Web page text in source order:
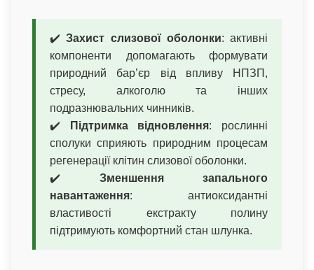
✔️Захист слизової оболонки: активні
компоненти допомагають формувати
природний бар’єр від впливу НПЗП,
стресу, алкоголю та інших
подразнювальних чинників.
✔️
Підтримка відновлення: рослинні
сполуки сприяють природним процесам
регенерації клітин слизової оболонки.
✔️ Зменшення запального
навантаження: антиоксидантні
властивості екстракту полину
підтримують комфортний стан шлунка.